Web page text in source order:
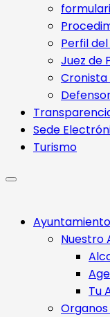
Perfil
Juez de
Sede
Turismo
Ayuntamiento
Nuestro
Tu